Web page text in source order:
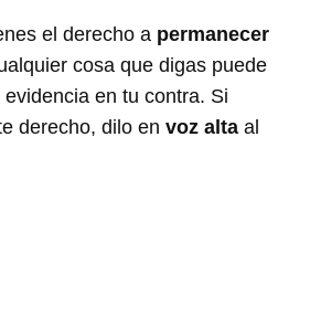
el derecho a permanecer
cosa que digas puede
en tu contra. Si
derecho, dilo envoz altaal